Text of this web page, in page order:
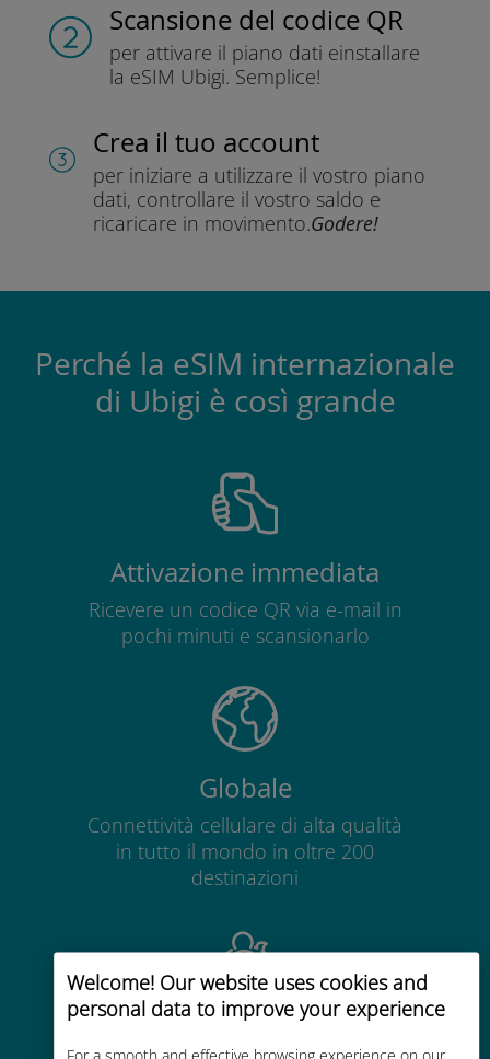
Welcome! Our website uses cookies and
personal data to improve your experience
For a smooth and effective browsing experience on our
Scansione del codice QR
per attivare il piano dati einstallare
la eSIM Ubigi. Semplice!
Crea il tuo account
per iniziare a utilizzare il vostro piano
dati, controllare il vostro saldo e
ricaricare in movimento.Godere!
Perché la eSIM internazionale
di Ubigi è così grande
Attivazione immediata
Ricevere un codice QR via e-mail in
pochi minuti e scansionarlo
Globale
Connettività cellulare di alta qualità
in tutto il mondo in oltre 200
destinazioni
Economico